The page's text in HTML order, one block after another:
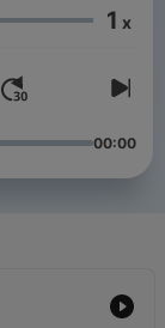
1 x
00:00